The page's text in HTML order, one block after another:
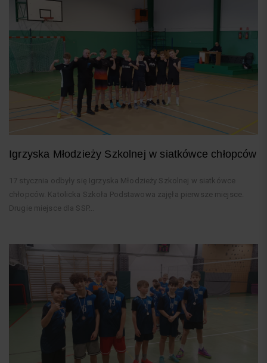
Igrzyska Młodzieży Szkolnej w siatkówce chłopców
17 stycznia odbyły się Igrzyska Młodzieży Szkolnej w siatkówce
chłopców. Katolicka Szkoła Podstawowa zajęła pierwsze miejsce.
Drugie miejsce dla SSP...